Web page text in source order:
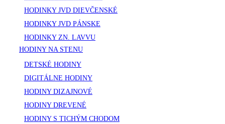
HODINKY JVD DIEVČENSKÉ
HODINKY JVD PÁNSKE
HODINKY ZN. LAVVU
HODINY NA STENU
DETSKÉ HODINY
DIGITÁLNE HODINY
HODINY DIZAJNOVÉ
HODINY DREVENÉ
HODINY S TICHÝM CHODOM